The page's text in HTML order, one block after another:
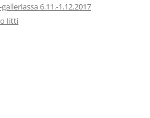
6.11.-1.12.2017
Iitti